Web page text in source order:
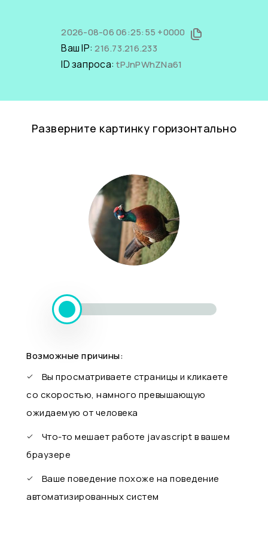
2026-08-06 06:25:55 +0000
Ваш IP:216.73.216.233
ID запроса:tPJnPWhZNa61
Разверните картинку горизонтально
Возможные причины:
Вы просматриваете страницы и кликаете
со скоростью, намного превышающую
ожидаемую от человека
Что-то мешает работе javascript в вашем
браузере
Ваше поведение похоже на поведение
автоматизированных систем